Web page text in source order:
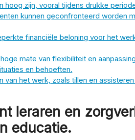
hoog zijn, vooral tijdens drukke
kunnen geconfronteerd worden
financiële beloning voor het
mate van flexibiliteit en
en behoeften.
van het werk, zoals tillen en
leraren en
educatie.